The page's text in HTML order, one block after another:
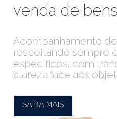
venda de
Acompanhamento
respeitando sempre
específicos, com
clareza face aos
SAIBA MAIS